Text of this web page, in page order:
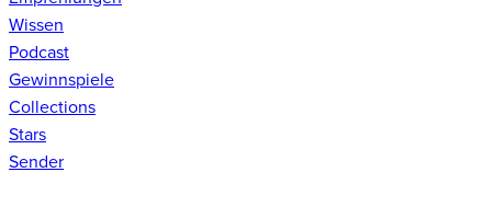
Wissen
Podcast
Gewinnspiele
Collections
Stars
Sender